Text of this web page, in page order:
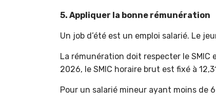
5. Appliquer la bonne rémunération
Un job d’été est un emploi salarié. Le
La rémunération doit respecter le SMIC
2026, le SMIC horaire brut est fixé à
Pour un salarié mineur ayant moins de